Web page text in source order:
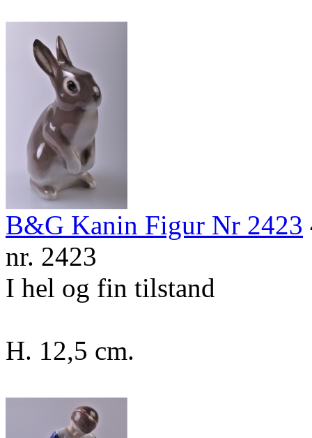
B&G Kanin Figur Nr 2423
nr. 2423
I hel og fin tilstand
H. 12,5 cm.